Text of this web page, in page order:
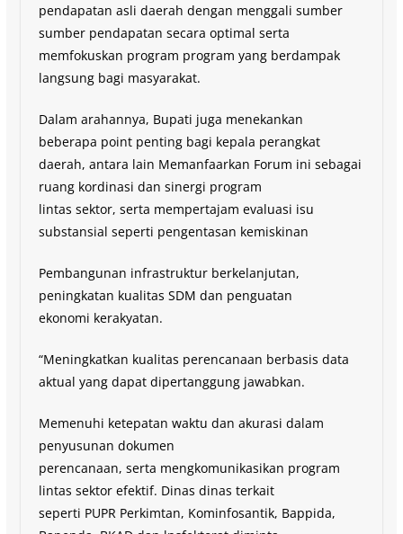
pendapatan asli daerah dengan menggali sumber
sumber pendapatan secara optimal serta
memfokuskan program program yang berdampak
langsung bagi masyarakat.
Dalam arahannya, Bupati juga menekankan
beberapa point penting bagi kepala perangkat
daerah, antara lain Memanfaarkan Forum ini sebagai
ruang kordinasi dan sinergi program
lintas sektor, serta mempertajam evaluasi isu
substansial seperti pengentasan kemiskinan
Pembangunan infrastruktur berkelanjutan,
peningkatan kualitas SDM dan penguatan
ekonomi kerakyatan.
“Meningkatkan kualitas perencanaan berbasis data
aktual yang dapat dipertanggung jawabkan.
Memenuhi ketepatan waktu dan akurasi dalam
penyusunan dokumen
perencanaan, serta mengkomunikasikan program
lintas sektor efektif. Dinas dinas terkait
seperti PUPR Perkimtan, Kominfosantik, Bappida,